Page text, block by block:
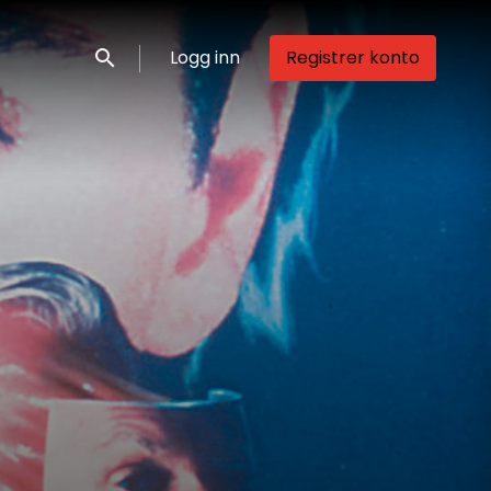
Søk Logg inn Registrer konto